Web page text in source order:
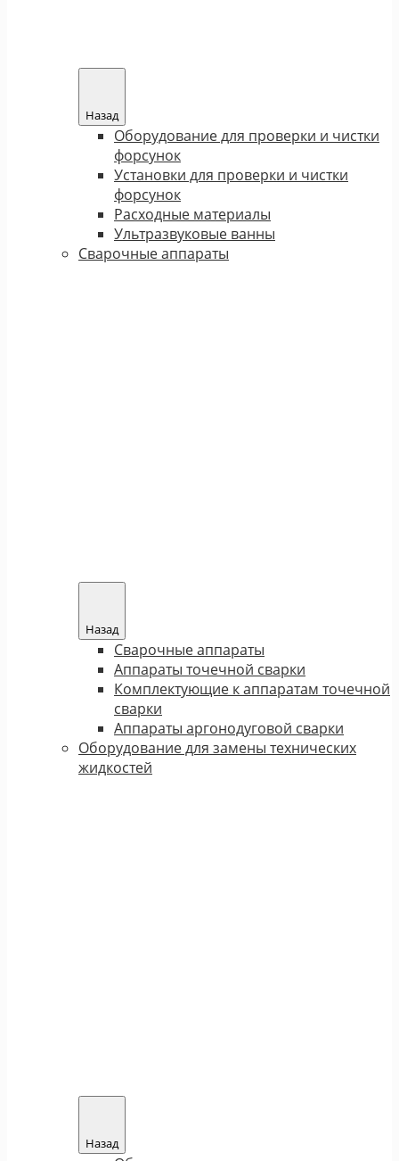
Назад
Оборудование для проверки и чистки
форсунок
Установки для проверки и чистки
форсунок
Расходные материалы
Ультразвуковые ванны
Сварочные аппараты
Назад
Сварочные аппараты
Аппараты точечной сварки
Комплектующие к аппаратам точечной
сварки
Аппараты аргонодуговой сварки
Оборудование для замены технических
жидкостей
Назад